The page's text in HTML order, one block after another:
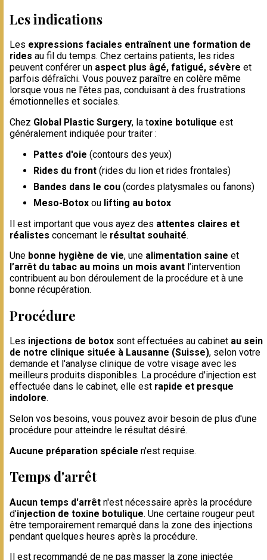
Les indications
Les expressions faciales entraînent une formation de
rides au fil du temps. Chez certains patients, les rides
peuvent conférer un aspect plus âgé, fatigué, sévère et
parfois défraîchi. Vous pouvez paraître en colère même
lorsque vous ne l'êtes pas, conduisant à des frustrations
émotionnelles et sociales.
Chez Global Plastic Surgery, la toxine botulique est
généralement indiquée pour traiter :
Pattes d'oie (contours des yeux)
Rides du front (rides du lion et rides frontales)
Bandes dans le cou (cordes platysmales ou fanons)
Meso-Botox ou lifting au botox
Il est important que vous ayez des attentes claires et
réalistes concernant le résultat souhaité.
Une bonne hygiène de vie, une alimentation saine et
l’arrêt du tabac au moins un mois avant l’intervention
contribuent au bon déroulement de la procédure et à une
bonne récupération.
Procédure
Les injections de botox sont effectuées au cabinet au sein
de notre clinique située à Lausanne (Suisse), selon votre
demande et l'analyse clinique de votre visage avec les
meilleurs produits disponibles. La procédure d'injection est
effectuée dans le cabinet, elle est rapide et presque
indolore.
Selon vos besoins, vous pouvez avoir besoin de plus d'une
procédure pour atteindre le résultat désiré.
Aucune préparation spéciale n'est requise.
Temps d'arrêt
Aucun temps d'arrêt n'est nécessaire après la procédure
d’injection de toxine botulique. Une certaine rougeur peut
être temporairement remarqué dans la zone des injections
pendant quelques heures après la procédure.
Il est recommandé de ne pas masser la zone injectée